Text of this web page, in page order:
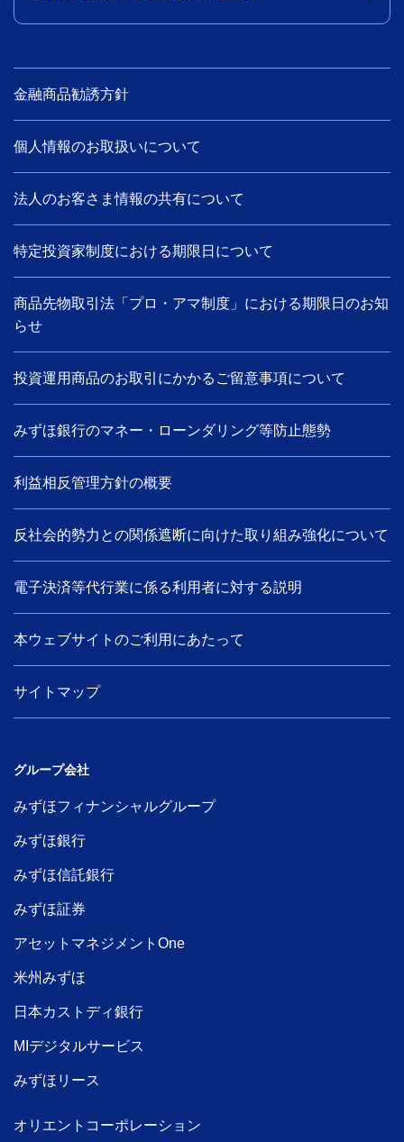
金融商品勧誘方針
個人情報のお取扱いについて
法人のお客さま情報の共有について
特定投資家制度における期限日について
商品先物取引法「プロ・アマ制度」における期限日のお知
らせ
投資運用商品のお取引にかかるご留意事項について
みずほ銀行のマネー・ローンダリング等防止態勢
利益相反管理方針の概要
反社会的勢力との関係遮断に向けた取り組み強化について
電子決済等代行業に係る利用者に対する説明
本ウェブサイトのご利用にあたって
サイトマップ
グループ会社
みずほフィナンシャルグループ
みずほ銀行
みずほ信託銀行
みずほ証券
アセットマネジメントOne
米州みずほ
日本カストディ銀行
MIデジタルサービス
みずほリース
オリエントコーポレーション